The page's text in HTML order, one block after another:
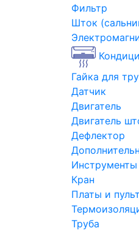
Фильтр
Шток
Гайка для
Датчик
Двигатель
Двигатель
Дефлектор
Кран
Платы и
Труба